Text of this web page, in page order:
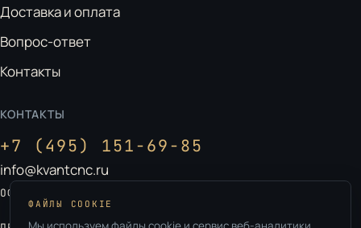
Доставка и оплата
Вопрос-ответ
Контакты
КОНТАКТЫ
+7 (495) 151-69-85
info@kvantcnc.ru
ОФИС:
ФАЙЛЫ COOKIE